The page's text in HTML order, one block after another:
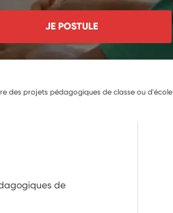
JE POSTULE
des projets pédagogiques de classe ou d'école
de